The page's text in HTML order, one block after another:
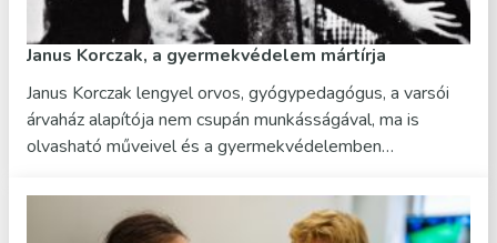
Janus Korczak, a gyermekvédelem mártírja
Janus Korczak lengyel orvos, gyógypedagógus, a varsói
árvaház alapítója nem csupán munkásságával, ma is
olvasható műveivel és a gyermekvédelemben…